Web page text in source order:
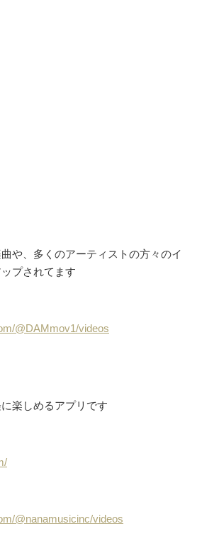
や、多くのアーティストの方々のイ
プされてます
@DAMmov1/videos
楽しめるアプリです
@nanamusicinc/videos